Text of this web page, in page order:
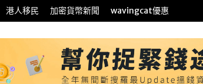
港人移民 加密貨幣新聞 wavingcat優惠